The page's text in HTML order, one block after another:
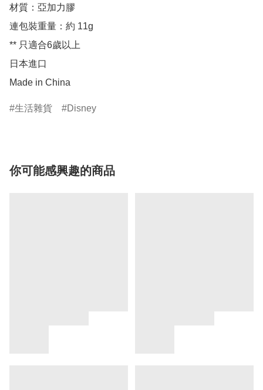
材質：亞加力膠
連包裝重量：約 11g
** 只適合6歲以上
日本進口
Made in China
生活雜貨 Disney
你可能感興趣的商品